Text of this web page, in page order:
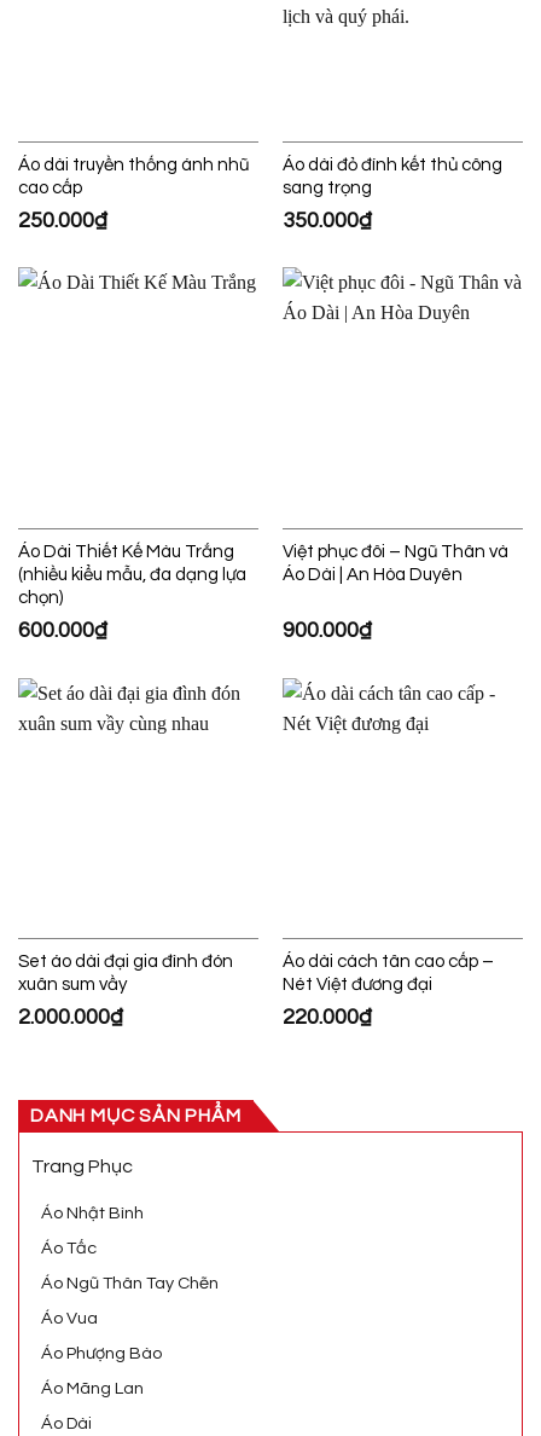
Áo dài truyền thống ánh nhũ
cao cấp
250.000₫
Áo dài đỏ đính kết thủ công
sang trọng
350.000₫
Áo Dài Thiết Kế Màu Trắng
(nhiều kiểu mẫu, đa dạng lựa
chọn)
600.000₫
Việt phục đôi – Ngũ Thân và
Áo Dài | An Hòa Duyên
900.000₫
Set áo dài đại gia đình đón
xuân sum vầy
2.000.000₫
Áo dài cách tân cao cấp –
Nét Việt đương đại
220.000₫
DANH MỤC SẢN PHẨM
Trang Phục
Áo Nhật Bình
Áo Tấc
Áo Ngũ Thân Tay Chẽn
Áo Vua
Áo Phượng Bào
Áo Mãng Lan
Áo Dài